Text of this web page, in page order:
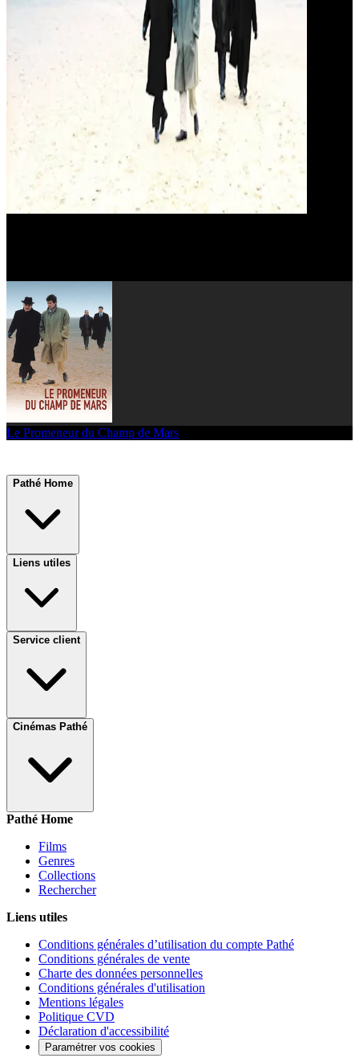
Le Promeneur du Champ de Mars
Pathé Home
Liens utiles
Service client
Cinémas Pathé
Pathé Home
Films
Genres
Collections
Rechercher
Liens utiles
Conditions générales d’utilisation du compte Pathé
Conditions générales de vente
Charte des données personnelles
Conditions générales d'utilisation
Mentions légales
Politique CVD
Déclaration d'accessibilité
Paramétrer vos cookies